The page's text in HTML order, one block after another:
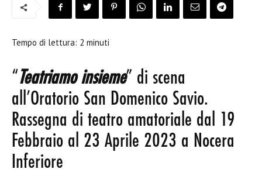
Tempo di lettura: 2 minuti
“Teatriamo insieme” di scena
all’Oratorio San Domenico Savio.
Rassegna di teatro amatoriale dal 19
Febbraio al 23 Aprile 2023 a Nocera
Inferiore